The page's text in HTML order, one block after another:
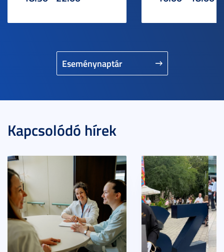
Eseménynaptár
Kapcsolódó hírek